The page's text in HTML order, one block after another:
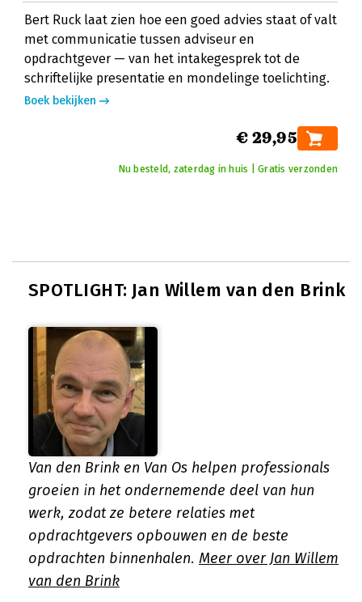
Bert Ruck laat zien hoe een goed advies staat of valt
met communicatie tussen adviseur en
opdrachtgever — van het intakegesprek tot de
schriftelijke presentatie en mondelinge toelichting.
Boek bekijken
€ 29,95
Nu besteld, zaterdag in huis | Gratis verzonden
SPOTLIGHT: Jan Willem van den Brink
Van den Brink en Van Os helpen professionals
groeien in het ondernemende deel van hun
werk, zodat ze betere relaties met
opdrachtgevers opbouwen en de beste
opdrachten binnenhalen. Meer over Jan Willem
van den Brink